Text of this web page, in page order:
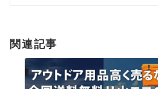
シ
ン
関連記事